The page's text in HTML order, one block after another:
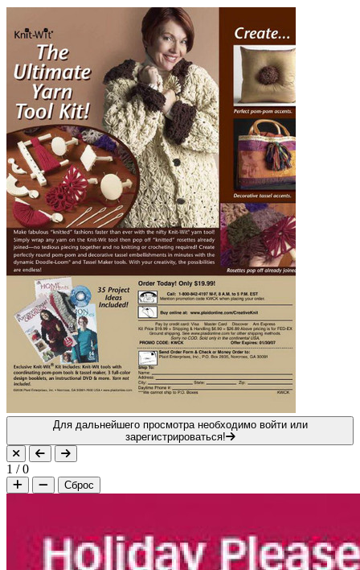
Для дальнейшего просмотра необходимо войти или
зарегистрироваться!
1 /0
Сброс